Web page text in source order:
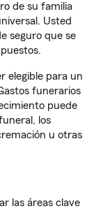
de su familia
Usted
seguro que se
elegible para un
funerarios
puede
los
u otras
las áreas clave